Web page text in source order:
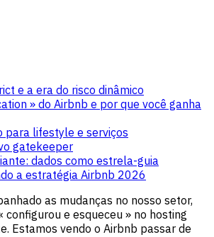
e a era do risco dinâmico
» do Airbnb e por que você ganha
para lifestyle e serviços
gatekeeper
dados como estrela-guia
a estratégia Airbnb 2026
as mudanças no nosso setor,
configurou e esqueceu » no hosting
Estamos vendo o Airbnb passar de